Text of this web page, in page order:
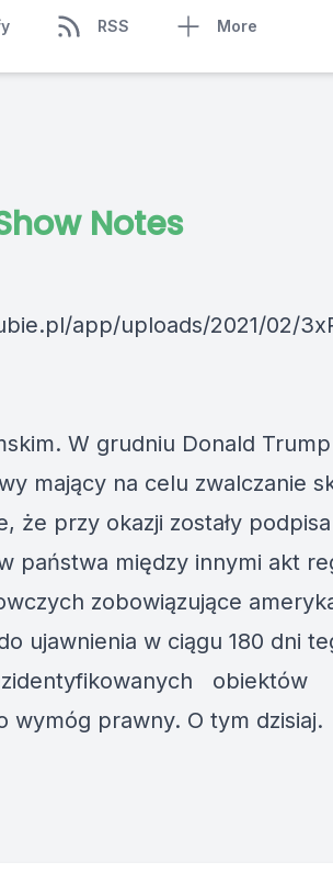
RSS More
Notes
app/uploads/2021/02/
W grudniu Donald Trump
mający na celu zwalczanie
że przy okazji zostały
państwa między innymi akt
zobowiązujące
ujawnienia w ciągu 180 dni
obiektów
wymóg prawny. O tym dzisiaj.